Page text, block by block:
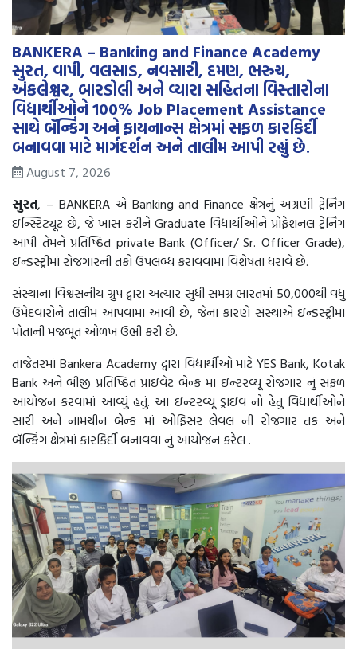
BANKERA – Banking and Finance Academy
સુરત, વાપી, વલસાડ, નવસારી, દમણ, ભરુચ,
અંકલેશ્વર, બારડોલી અને વ્યારા સહિતના વિસ્તારોના
વિદ્યાર્થીઓને 100% Job Placement Assistance
સાથે બૅન્કિંગ અને ફાયનાન્સ ક્ષેત્રમાં સફળ કારકિર્દી
બનાવવા માટે માર્ગદર્શન અને તાલીમ આપી રહ્યું છે.
August 7, 2026
સુરત, – BANKERA એ Banking and Finance ક્ષેત્રનું અગ્રણી ટ્રેનિંગ
ઇન્સ્ટિટ્યૂટ છે, જે ખાસ કરીને Graduate વિદ્યાર્થીઓને પ્રોફેશનલ ટ્રેનિંગ
આપી તેમને પ્રતિષ્ઠિત private Bank (Officer/ Sr. Officer Grade),
ઇન્ડસ્ટ્રીમાં રોજગારની તકો ઉપલબ્ધ કરાવવામાં વિશેષતા ધરાવે છે.
સંસ્થાના વિશ્વસનીય ગ્રુપ દ્વારા અત્યાર સુધી સમગ્ર ભારતમાં 50,000થી વધુ
ઉમેદવારોને તાલીમ આપવામાં આવી છે, જેના કારણે સંસ્થાએ ઇન્ડસ્ટ્રીમાં
પોતાની મજબૂત ઓળખ ઉભી કરી છે.
તાજેતરમાં Bankera Academy દ્વારા વિદ્યાર્થીઓ માટે YES Bank, Kotak
Bank અને બીજી પ્રતિષ્ઠિત પ્રાઇવેટ બેન્ક માં ઇન્ટરવ્યૂ રોજગાર નું સફળ
આયોજન કરવામાં આવ્યું હતું. આ ઇન્ટરવ્યૂ ડ્રાઇવ નો હેતુ વિદ્યાર્થીઓને
સારી અને નામચીન બેન્ક માં ઓફિસર લેવલ ની રોજગાર તક અને
બૅન્કિંગ ક્ષેત્રમાં કારકિર્દી બનાવવા નું આયોજન કરેલ .